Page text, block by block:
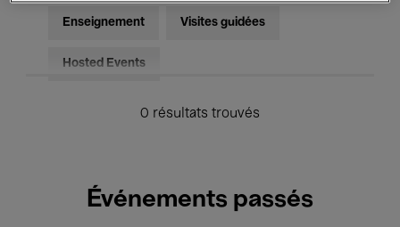
Enseignement Visites guidées
Hosted Events
0 résultats trouvés
Événements passés